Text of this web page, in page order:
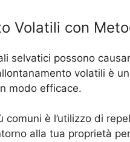
Volatili con
selvatici possono
volatili è
modo efficace.
comuni è l’utilizzo di
alla tua proprietà